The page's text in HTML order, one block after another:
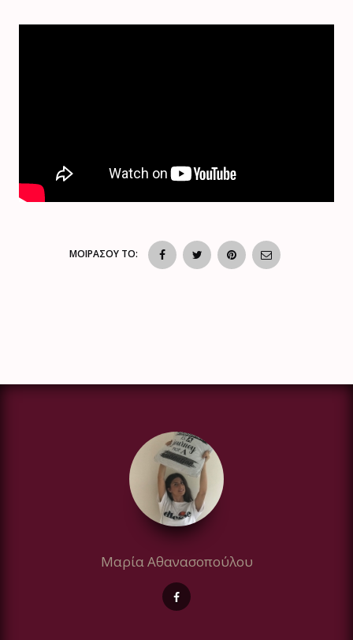
ΜΟΙΡΑΣΟΥ ΤΟ:
Μαρία Αθανασοπούλου